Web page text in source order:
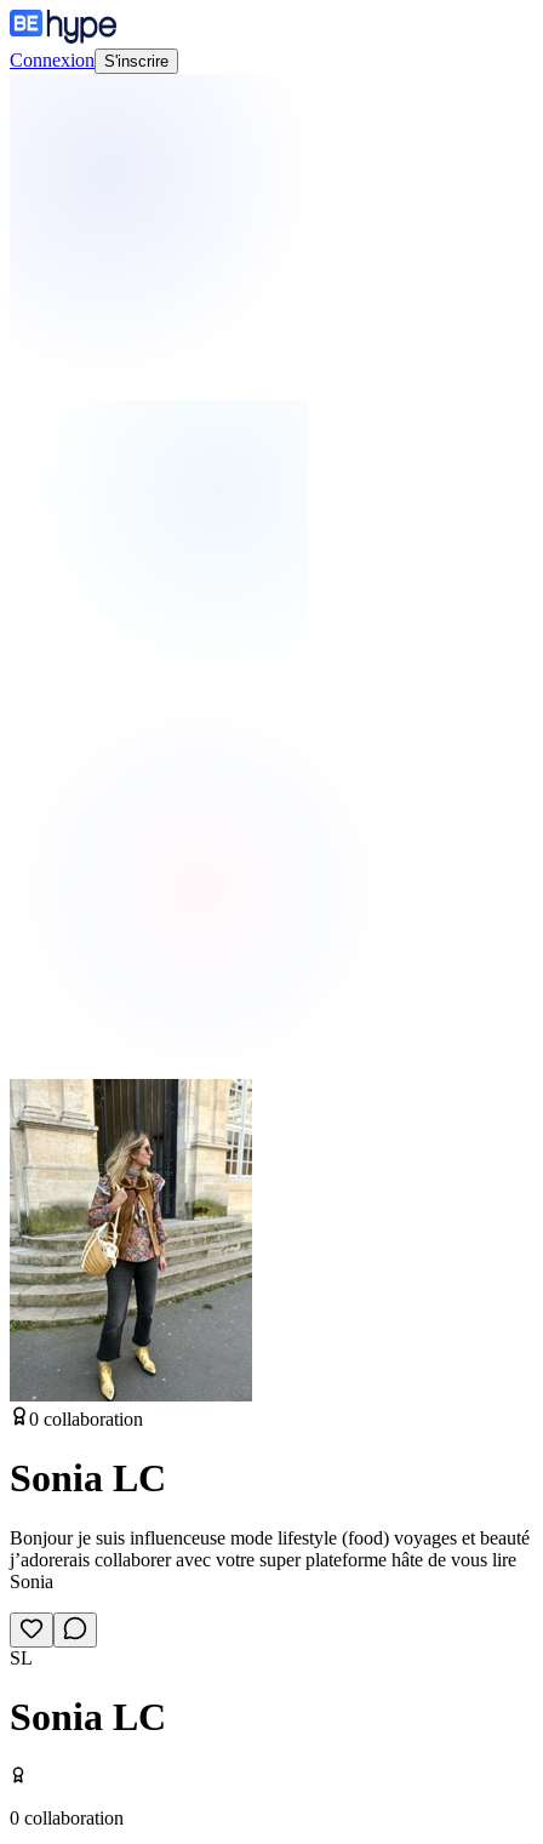
Connexion S'inscrire
0 collaboration
Sonia LC
Bonjour je suis influenceuse mode lifestyle (food) voyages et beauté
j’adorerais collaborer avec votre super plateforme hâte de vous lire
Sonia
SL
Sonia LC
0 collaboration